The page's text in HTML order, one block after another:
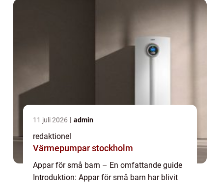
11 juli 2026 admin
redaktionel
Värmepumpar stockholm
Appar för små barn – En omfattande guide
Introduktion: Appar för små barn har blivit